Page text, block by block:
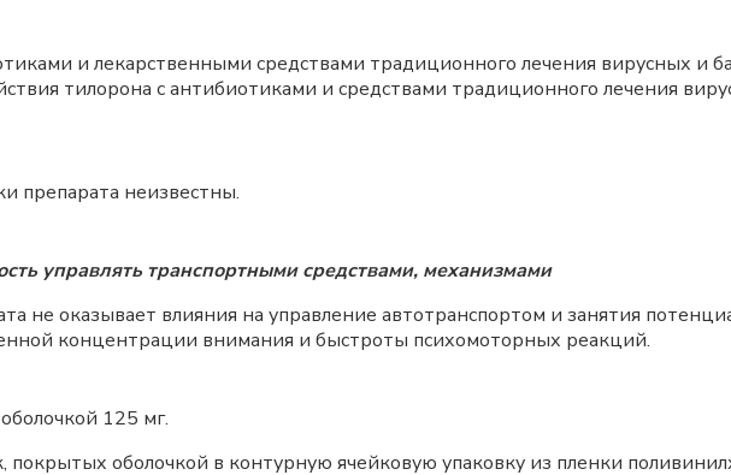
и лекарственными средствами традиционного лечения вирусных и
тилорона с антибиотиками и средствами традиционного лечения
препарата неизвестны.
управлять транспортными средствами, механизмами
не оказывает влияния на управление автотранспортом и занятия
концентрации внимания и быстроты психомоторных реакций.
125 мг.
покрытых оболочкой в контурную ячейковую упаковку из пленки